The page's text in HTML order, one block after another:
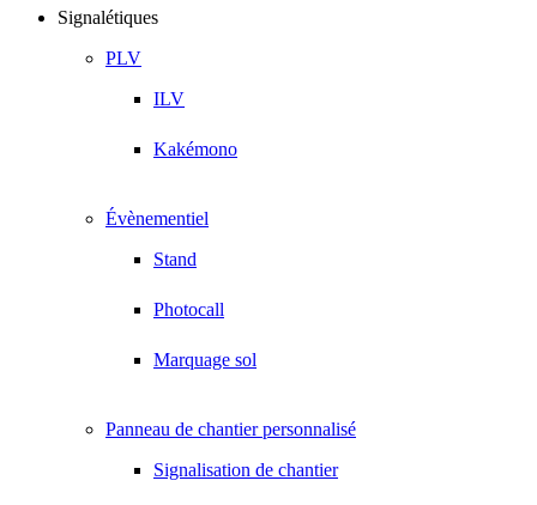
Signalétiques
PLV
ILV
Kakémono
Évènementiel
Stand
Photocall
Marquage sol
Panneau de chantier personnalisé
Signalisation de chantier